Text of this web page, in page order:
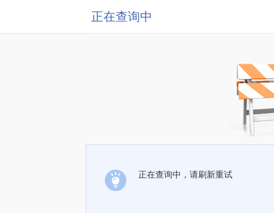
正在查询中
正在查询中，请刷新重试